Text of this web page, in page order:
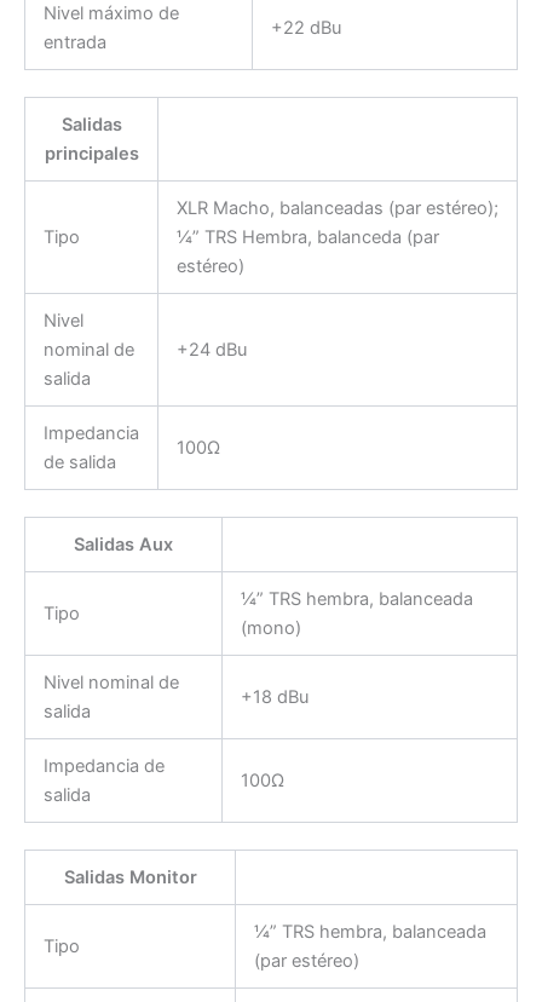
Nivel máximo de
entrada
+22 dBu
Salidas
principales
Tipo
XLR Macho, balanceadas (par estéreo);
¼” TRS Hembra, balanceda (par
estéreo)
Nivel
nominal de
salida
+24 dBu
Impedancia
de salida
100Ω
Salidas Aux
Tipo
¼” TRS hembra, balanceada
(mono)
Nivel nominal de
salida
+18 dBu
Impedancia de
salida
100Ω
Salidas Monitor
Tipo
¼” TRS hembra, balanceada
(par estéreo)